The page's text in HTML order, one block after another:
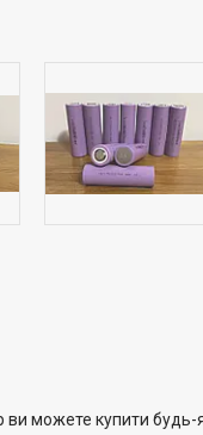
ви можете купити